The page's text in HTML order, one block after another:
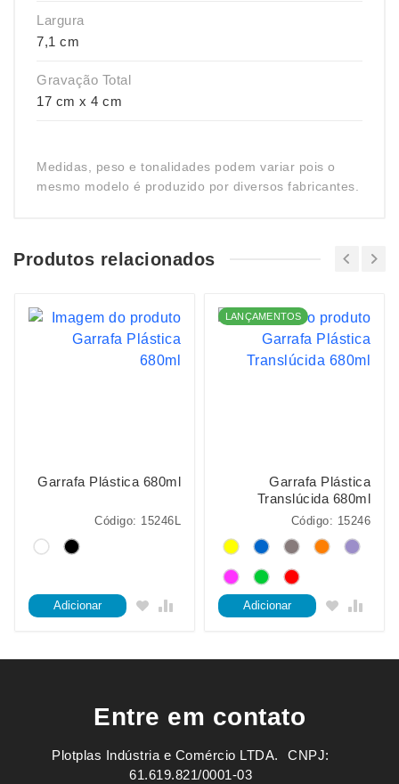
Largura
7,1 cm
Gravação Total
17 cm x 4 cm
Medidas, peso e tonalidades podem variar pois o
mesmo modelo é produzido por diversos fabricantes.
Produtos relacionados
Garrafa Plástica 680ml
Código: 15246L
Adicionar
LANÇAMENTOS
Garrafa Plástica
Translúcida 680ml
Código: 15246
Adicionar
Entre em contato
Plotplas Indústria e Comércio LTDA. ㅤㅤㅤ CNPJ:
61.619.821/0001-03